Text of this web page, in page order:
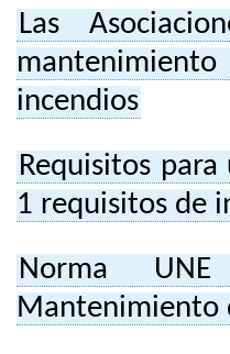
Las
incendios
Requisitos
1 requisitos de
Norma
Mantenimiento